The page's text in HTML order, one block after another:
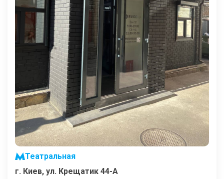
Театральная
г. Киев, ул. Крещатик 44-А